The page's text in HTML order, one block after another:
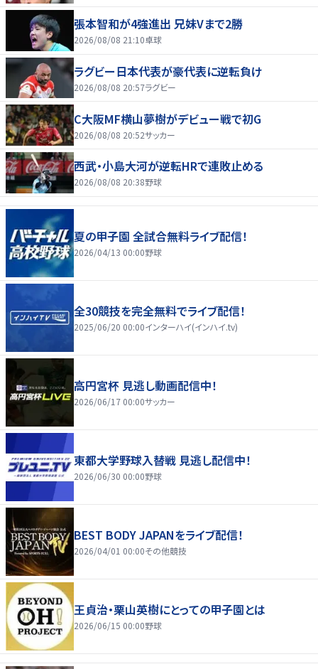
張本智和が4強進出 兄妹Vまで2勝
2026/08/08 21:10卓球
ラグビー日本代表が豪代表に逆転負け
2026/08/08 20:57ラグビー
C大阪MF横山夢樹がデビュー戦で初G
2026/08/08 20:52サッカー
西武・小島大河が逆転HRで連敗止める
2026/08/08 20:38野球
夏の甲子園 全試合無料ライブ配信！
2026/04/13 00:00野球
全30競技を完全無料でライブ配信！
2025/06/20 00:00インターハイ(インハイ.tv)
高円宮杯 見逃し動画配信中！
2026/06/17 00:00サッカー
東都大学野球入替戦 見逃し配信中！
2026/06/30 00:00野球
BEST BODY JAPANをライブ配信！
2026/04/01 00:00その他競技
王貞治・栗山英樹にとっての甲子園とは
2026/06/15 00:00野球